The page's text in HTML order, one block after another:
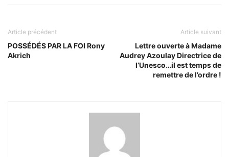
Article précédent
POSSÉDÉS PAR LA FOI Rony
Akrich
Article suivant
Lettre ouverte à Madame
Audrey Azoulay Directrice de
l’Unesco…il est temps de
remettre de l’ordre !